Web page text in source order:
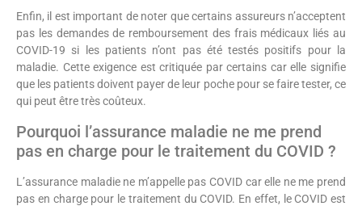
Enfin, il est important de noter que certains assureurs n’acceptent
pas les demandes de remboursement des frais médicaux liés au
COVID-19 si les patients n’ont pas été testés positifs pour la
maladie. Cette exigence est critiquée par certains car elle signifie
que les patients doivent payer de leur poche pour se faire tester, ce
qui peut être très coûteux.
Pourquoi l’assurance maladie ne me prend
pas en charge pour le traitement du COVID ?
L’assurance maladie ne m’appelle pas COVID car elle ne me prend
pas en charge pour le traitement du COVID. En effet, le COVID est